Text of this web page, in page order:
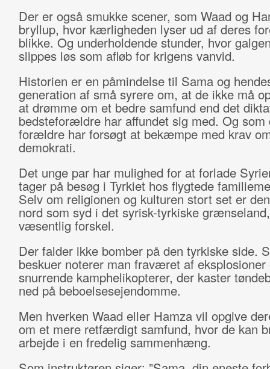
Der er også smukke scener, som Waad og
bryllup, hvor kærligheden lyser ud af deres
blikke. Og underholdende stunder, hvor
slippes løs som afløb for krigens vanvid.
Historien er en påmindelse til Sama og
generation af små syrere om, at de ikke må
at drømme om et bedre samfund end det
bedsteforældre har affundet sig med. Og som
forældre har forsøgt at bekæmpe med krav
demokrati.
Det unge par har mulighed for at forlade
tager på besøg i Tyrkiet hos flygtede
Selv om religionen og kulturen stort set er
nord som syd i det syrisk-tyrkiske
væsentlig forskel.
Der falder ikke bomber på den tyrkiske side.
beskuer noterer man fraværet af eksplosioner
snurrende kamphelikopterer, der kaster
ned på beboelsesejendomme.
Men hverken Waad eller Hamza vil opgive
om et mere retfærdigt samfund, hvor de kan
arbejde i en fredelig sammenhæng.